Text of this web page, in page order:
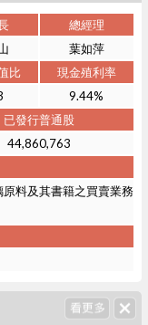
總經理
葉如萍
比
現金殖利率
9.44%
已發行普通股
44,860,763
料及其書籍之買賣業務